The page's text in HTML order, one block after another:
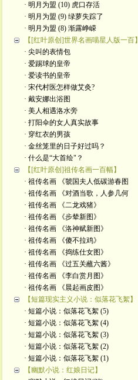
· 明月为盟 (10) 虎口存活
· 明月为盟 (9) 绿萝失踪了
· 明月为盟 (8) 渐露峥嵘
【[红叶原创]世界名画喵星人版一百】
· 尖叫的表情包
· 爱踢球的皇帝
· 爱读书的皇帝
· ​宋代村医怎样做艾灸?
· 戴安娜出浴图
· 美人相遇洛水旁
· 打阳伞的女人真实故事
· 穿红衣的男孩
· 金丝笼里的日子好过吗？
· 什么是“大首绘"？
【[红叶原创]祖传名画一百幅】
· 祖传名画 《虢国夫人低碳游春图
· 祖传名画 《对酒当歌，人参几何
· 祖传名画 《二龙戏猪》
· 祖传名画 《步辇新图》
· 祖传名画 《洛神赋新图》
· 祖传名画 《傻不拉鸡》
· 祖传名画 《捣练仕女图》
· 祖传名画 《过五关蘸六酱》
· 祖传名画 《李白赏月图》
· 祖传名画 《晨起画皮图》
【短篇现实主义小说：似落花飞絮】
· 短篇小说：似落花飞絮 (5)
· 短篇小说：似落花飞絮 (4)
· 短篇小说：似落花飞絮 (3)
· 短篇小说：似落花飞絮 (2)
· 短篇小说：似落花飞絮 (1)
【幽默小说：红娘日记】